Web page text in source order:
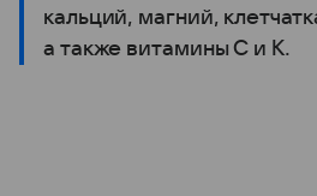
кальций, магний,
а также витамины C и K.